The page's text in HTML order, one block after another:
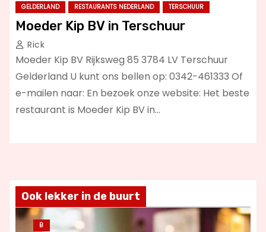
GELDERLAND RESTAURANTS NEDERLAND TERSCHUUR
Moeder Kip BV in Terschuur
Rick
Moeder Kip BV Rijksweg 85 3784 LV Terschuur
Gelderland U kunt ons bellen op: 0342-461333 Of
e-mailen naar: En bezoek onze website: Het beste
restaurant is Moeder Kip BV in…
Ook lekker in de buurt
B